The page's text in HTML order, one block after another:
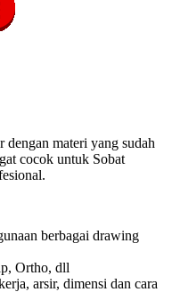
dengan materi yang sudah
cocok untuk Sobat
berbagai drawing
Ortho, dll
arsir, dimensi dan cara